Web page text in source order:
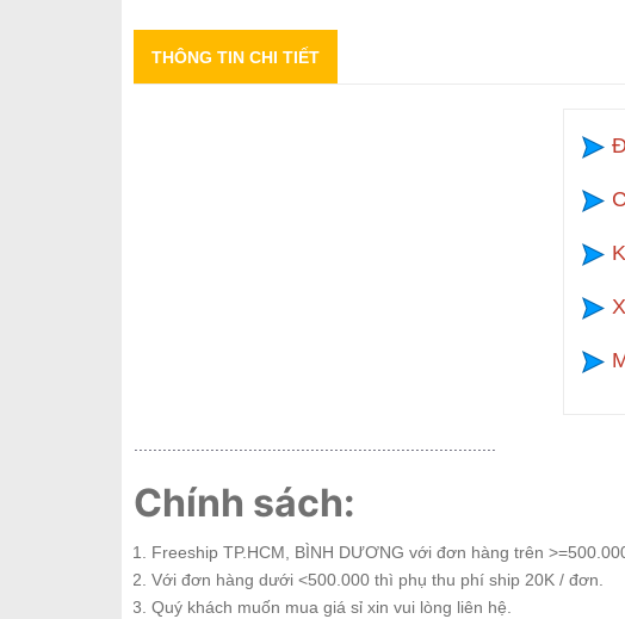
THÔNG TIN CHI TIẾT
Chính sách:
Freeship TP.HCM, BÌNH DƯƠNG với đơn hàng trên
Với đơn hàng dưới <500.000 thì phụ thu phí ship 20K / đơn.
Quý khách muốn mua giá sỉ xin vui lòng liên hệ.